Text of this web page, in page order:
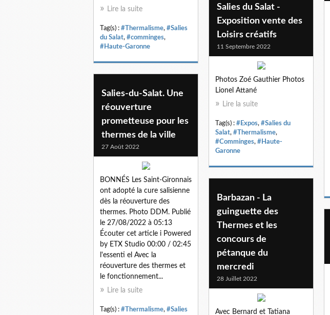
Lire la suite
Tag(s) : #Thermalisme, #Salies
du Salat, #comminges,
#Haute-Garonne
Salies du Salat -
Exposition vente des
Loisirs créatifs
11 Septembre 2022
Photos Zoé Gauthier Photos
Lionel Attané
Lire la suite
Tag(s) : #Expos, #Salies du
Salat, #Thermalisme,
#Comminges, #Haute-
Garonne
Salies-du-Salat. Une
réouverture
prometteuse pour les
thermes de la ville
27 Août 2022
BONNÉS Les Saint-Gironnais
ont adopté la cure salisienne
dès la réouverture des
thermes. Photo DDM. Publié
le 27/08/2022 à 05:13
Écouter cet article i Powered
by ETX Studio 00:00 / 02:45
l'essenti el Avec la
réouverture des thermes et
le fonctionnement...
Lire la suite
Tag(s) : #Thermalisme, #Salies
Barbazan - La
guinguette des
Thermes et les
concours de
pétanque du
mercredi
28 Juillet 2022
Avec Bernard et Tatiana